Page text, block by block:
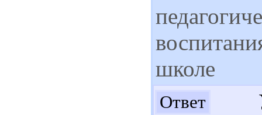
школе
Ответ